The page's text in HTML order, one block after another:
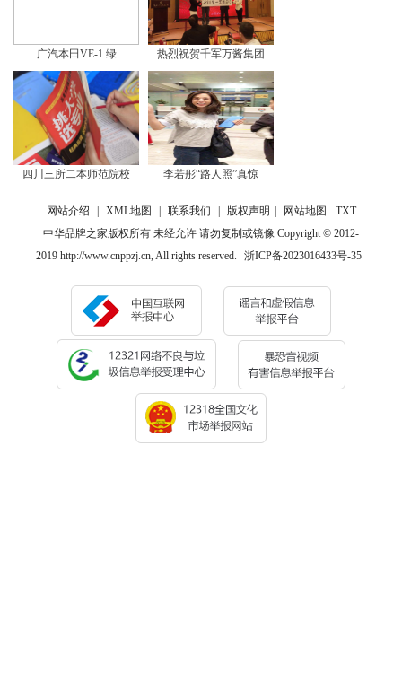
广汽本田VE-1 绿 热烈祝贺千军万酱集团
四川三所二本师范院校 李若彤“路人照”真惊
网站介绍 | XML地图 | 联系我们 | 版权声明 | 网站地图
TXT
中华品牌之家版权所有 未经允许 请勿复制或镜像 Copyright © 2012-
2019 http://www.cnppzj.cn, All rights reserved.
浙ICP备2023016433号-35